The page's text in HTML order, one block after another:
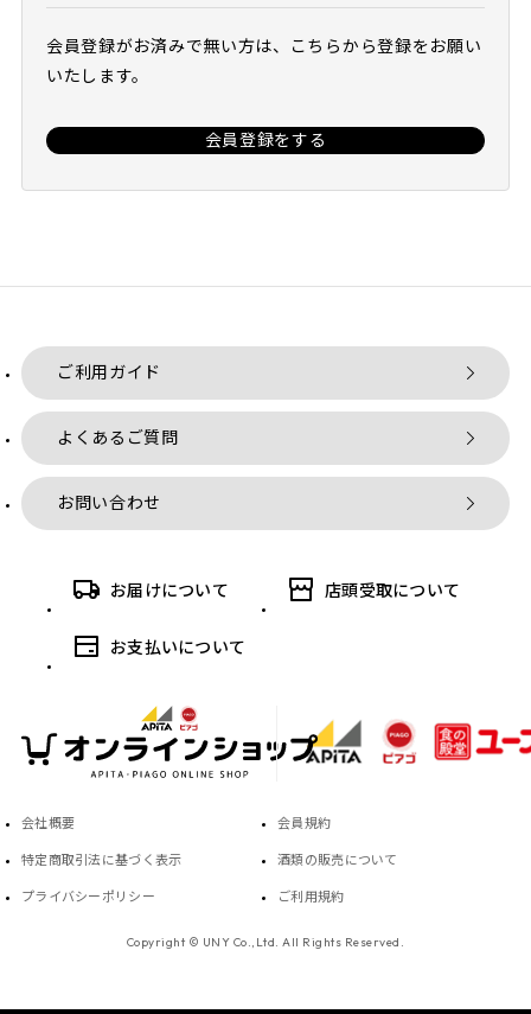
会員登録がお済みで無い方は、こちらから登録をお願い
いたします。
会員登録をする
ご利用ガイド
よくあるご質問
お問い合わせ
お届けについて 店頭受取について
お支払いについて
会社概要 会員規約
特定商取引法に基づく表示 酒類の販売について
プライバシーポリシー ご利用規約
Copyright © UNY Co.,Ltd. All Rights Reserved.